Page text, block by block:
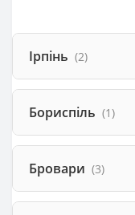
Ірпінь (2)
Бориспіль (1)
Бровари (3)